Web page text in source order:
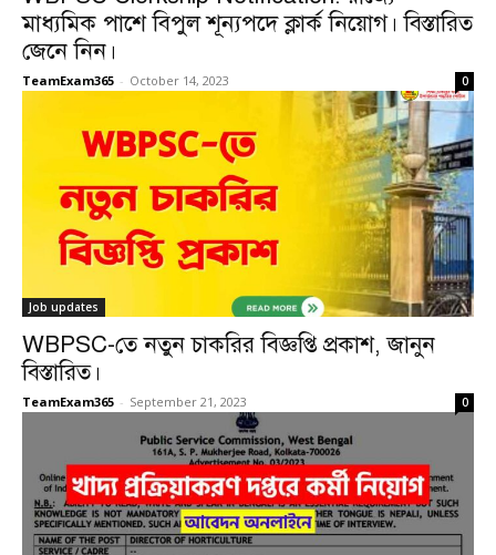
মাধ্যমিক পাশে বিপুল শূন্যপদে ক্লার্ক নিয়োগ। বিস্তারিত
জেনে নিন।
TeamExam365 - October 14, 2023 0
Job updates
WBPSC-তে নতুন চাকরির বিজ্ঞপ্তি প্রকাশ, জানুন
বিস্তারিত।
TeamExam365 - September 21, 2023 0